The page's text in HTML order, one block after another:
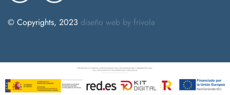
© Copyrights, 2023 diseño web by frivola